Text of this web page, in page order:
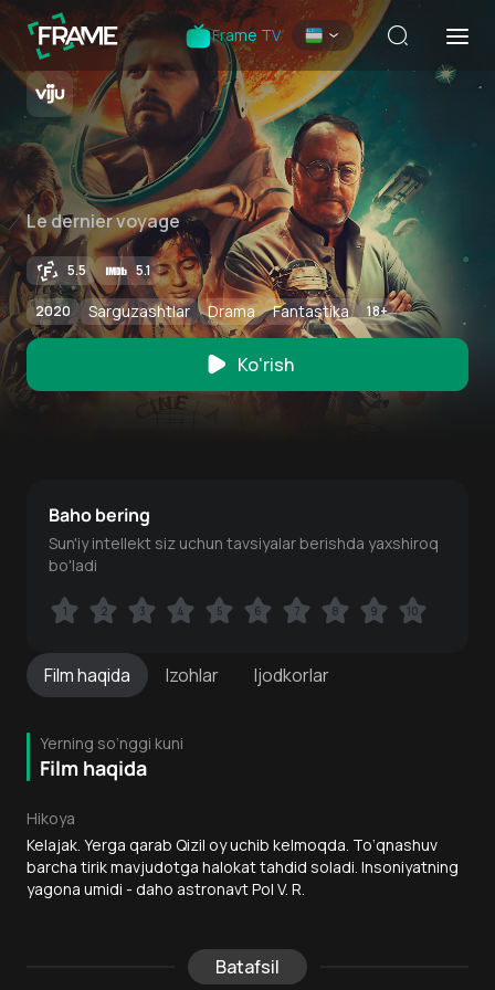
Frame TV
Le dernier voyage
5.5 5.1
2020 Sarguzashtlar Drama Fantastika 18+
Ko'rish
Filmhaqida Izohlar Ijodkorlar
Yerning so‘nggi kuni
Film haqida
Hikoya
Kelajak. Yerga qarab Qizil oy uchib kelmoqda. To‘qnashuv
barcha tirik mavjudotga halokat tahdid soladi. Insoniyatning
yagona umidi - daho astronavt Pol V. R.
Batafsil
Baho bering
Sun'iy intellekt siz uchun tavsiyalar berishda yaxshiroq
bo'ladi
1 2 3 4 5 6 7 8 9 10
1 2 3 4 5 6 7 8 9 10